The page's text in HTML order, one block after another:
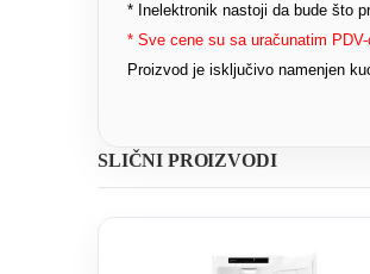
* Inelektronik nastoji da bude što
* Sve cene su sa uračunatim PDV-
Proizvod je isključivo namenjen
SLIČNI PROIZVODI